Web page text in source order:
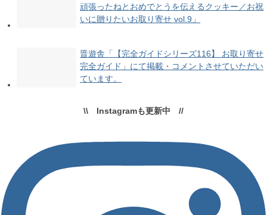
頑張ったねとおめでとうを伝えるクッキー／お祝
いに贈りたいお取り寄せ vol.9」
晋遊舎「【完全ガイドシリーズ116】 お取り寄せ
完全ガイド」にて掲載・コメントさせていただい
ています。
\\ Instagramも更新中 //